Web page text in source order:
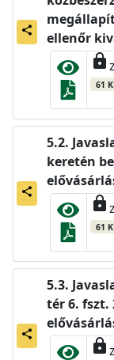
share
ellenőr
lock
61
share
keretén
lock
61
share
tér 6.
lock